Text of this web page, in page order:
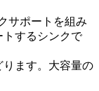
サポートを組み
するシンクで
ます。大容量の